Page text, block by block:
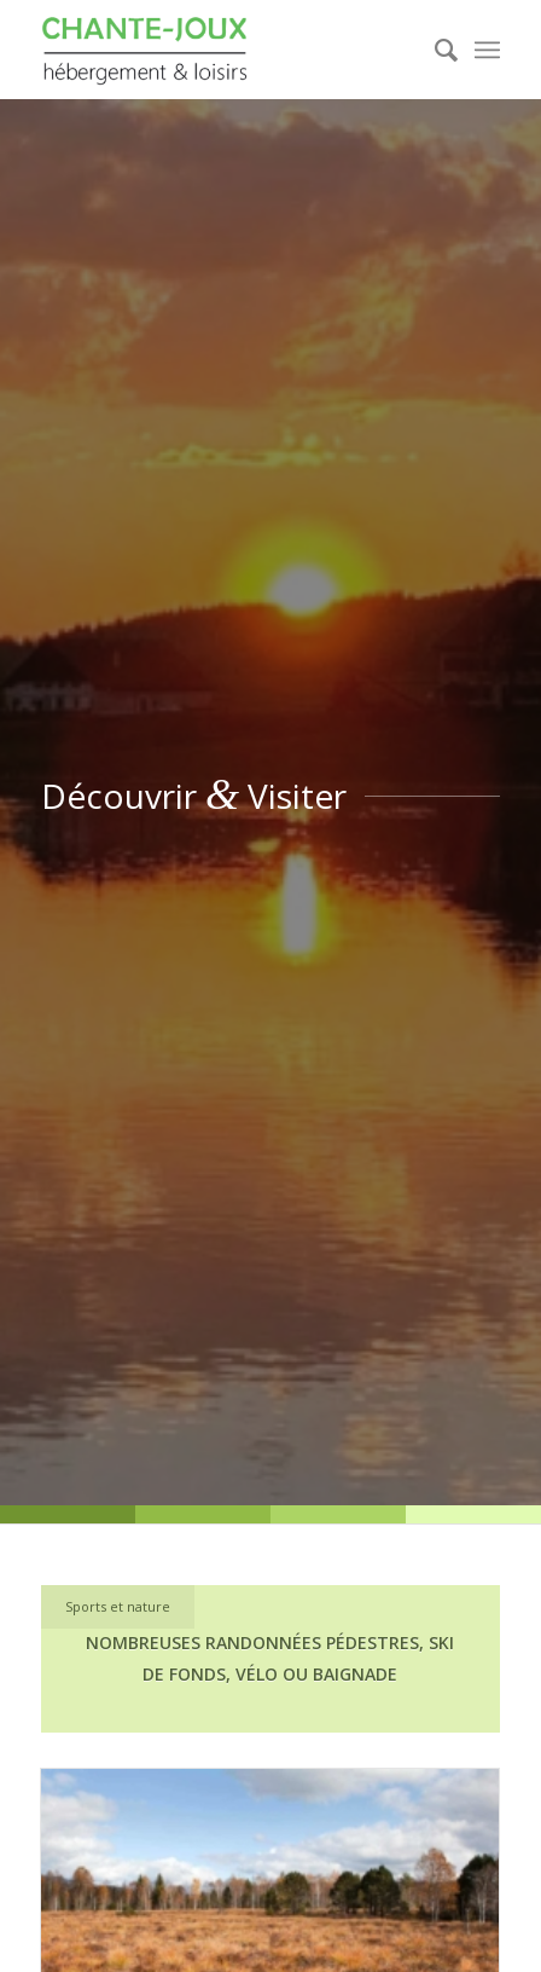
Découvrir&Visiter
Sports et nature
NOMBREUSES RANDONNÉES PÉDESTRES, SKI
DE FONDS, VÉLO OU BAIGNADE